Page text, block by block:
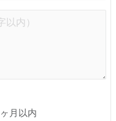
月以内